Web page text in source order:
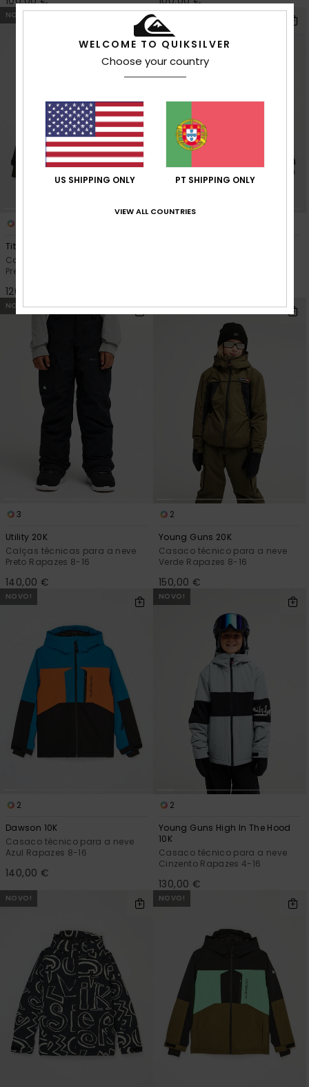
NOVO!
Titano 10K
Casaco técnico para a neve
Preto Rapazes 8-16
120,00 €
NOVO!
NOVO!
3
Utility 20K
Calças técnicas para a neve
Preto Rapazes 8-16
140,00 €
NOVO!
2
Young Guns 20K
Casaco técnico para a neve
Verde Rapazes 8-16
150,00 €
NOVO!
2
Dawson 10K
Casaco técnico para a neve
Azul Rapazes 8-16
140,00 €
NOVO!
2
Young Guns High In The Hood
10K
Casaco técnico para a neve
Cinzento Rapazes 4-16
130,00 €
NOVO! NOVO!
WELCOME TO QUIKSILVER
Choose your country
US SHIPPING ONLY PT SHIPPING ONLY
VIEW ALL COUNTRIES